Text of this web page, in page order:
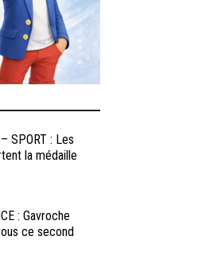
– SPORT : Les
la médaille
: Gavroche
ce second